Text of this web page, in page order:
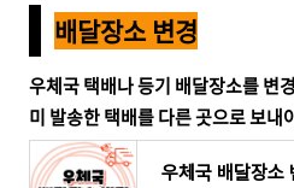
배달장소 변경
우체국 택배나 등기 배달장소를 변
미 발송한 택배를 다른 곳으로 보내
우체국 배달장소